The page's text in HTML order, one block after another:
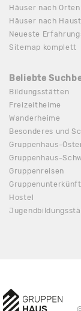
Häuser nach Orten
Häuser nach
Neueste
Sitemap komplett
Beliebte
Bildungsstätten
Freizeitheime
Wanderheime
Besonderes und
Gruppenhaus-
Gruppenhaus-
Gruppenreisen
Hostel